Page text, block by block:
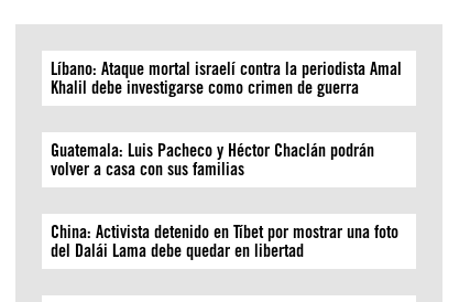
Líbano: Ataque mortal israelí contra la periodista Amal
Khalil debe investigarse como crimen de guerra
Guatemala: Luis Pacheco y Héctor Chaclán podrán
volver a casa con sus familias
China: Activista detenido en Tíbet por mostrar una foto
del Dalái Lama debe quedar en libertad